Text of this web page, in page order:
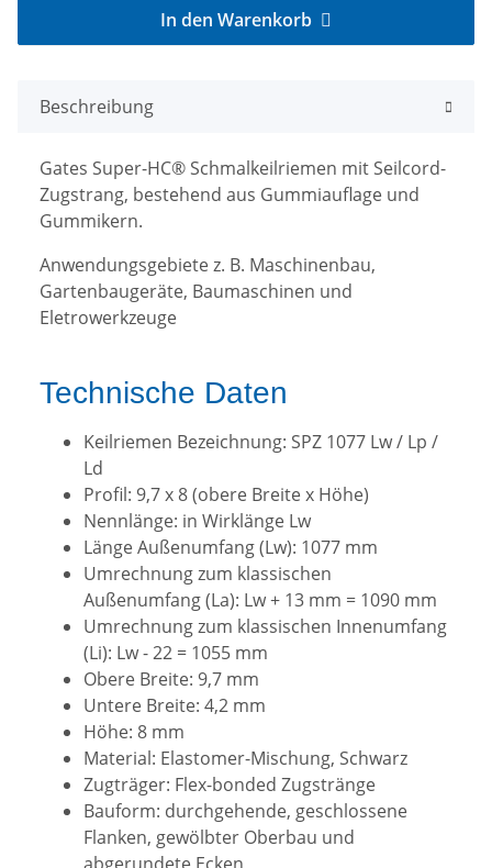
In den Warenkorb
Beschreibung
Gates Super-HC® Schmalkeilriemen mit Seilcord-
Zugstrang, bestehend aus Gummiauflage und
Gummikern.
Anwendungsgebiete z. B. Maschinenbau,
Gartenbaugeräte, Baumaschinen und
Eletrowerkzeuge
Technische Daten
Keilriemen Bezeichnung: SPZ 1077 Lw / Lp /
Ld
Profil: 9,7 x 8 (obere Breite x Höhe)
Nennlänge: in Wirklänge Lw
Länge Außenumfang (Lw): 1077 mm
Umrechnung zum klassischen
Außenumfang (La): Lw + 13 mm = 1090 mm
Umrechnung zum klassischen Innenumfang
(Li): Lw - 22 = 1055 mm
Obere Breite: 9,7 mm
Untere Breite: 4,2 mm
Höhe: 8 mm
Material: Elastomer-Mischung, Schwarz
Zugträger: Flex-bonded Zugstränge
Bauform: durchgehende, geschlossene
Flanken, gewölbter Oberbau und